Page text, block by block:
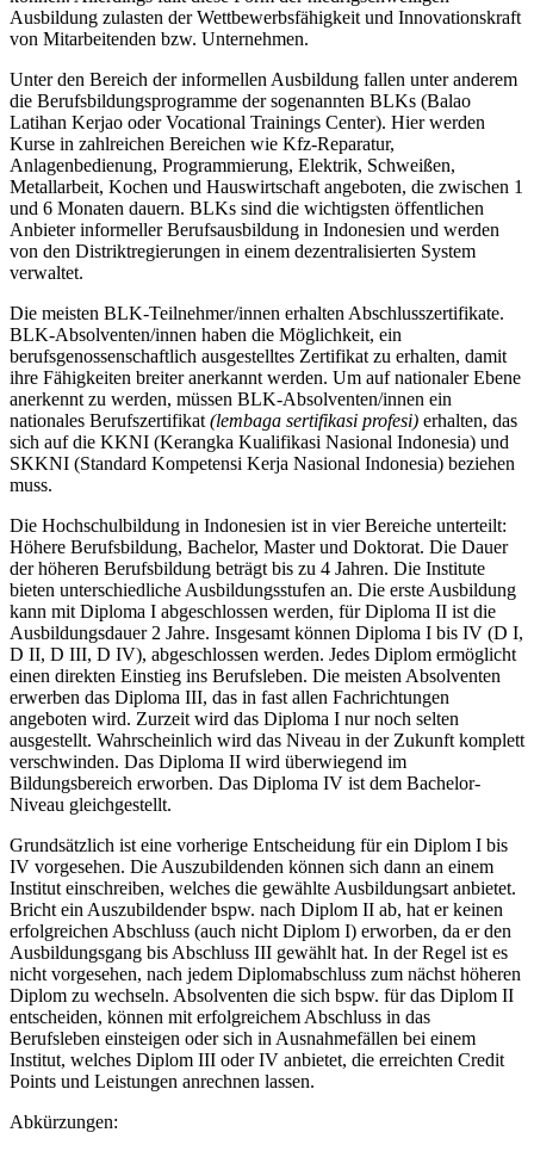
Ausbildung zulasten der Wettbewerbsfähigkeit und Innovationskraft
von Mitarbeitenden bzw. Unternehmen.
Unter den Bereich der informellen Ausbildung fallen unter anderem
die Berufsbildungsprogramme der sogenannten BLKs (Balao
Latihan Kerjao oder Vocational Trainings Center). Hier werden
Kurse in zahlreichen Bereichen wie Kfz-Reparatur,
Anlagenbedienung, Programmierung, Elektrik, Schweißen,
Metallarbeit, Kochen und Hauswirtschaft angeboten, die zwischen 1
und 6 Monaten dauern. BLKs sind die wichtigsten öffentlichen
Anbieter informeller Berufsausbildung in Indonesien und werden
von den Distriktregierungen in einem dezentralisierten System
verwaltet.
Die meisten BLK-Teilnehmer/innen erhalten Abschlusszertifikate.
BLK-Absolventen/innen haben die Möglichkeit, ein
berufsgenossenschaftlich ausgestelltes Zertifikat zu erhalten, damit
ihre Fähigkeiten breiter anerkannt werden. Um auf nationaler Ebene
anerkennt zu werden, müssen BLK-Absolventen/innen ein
nationales Berufszertifikat (lembaga sertifikasi profesi) erhalten, das
sich auf die KKNI (Kerangka Kualifikasi Nasional Indonesia) und
SKKNI (Standard Kompetensi Kerja Nasional Indonesia) beziehen
muss.
Die Hochschulbildung in Indonesien ist in vier Bereiche unterteilt:
Höhere Berufsbildung, Bachelor, Master und Doktorat. Die Dauer
der höheren Berufsbildung beträgt bis zu 4 Jahren. Die Institute
bieten unterschiedliche Ausbildungsstufen an. Die erste Ausbildung
kann mit Diploma I abgeschlossen werden, für Diploma II ist die
Ausbildungsdauer 2 Jahre. Insgesamt können Diploma I bis IV (D I,
D II, D III, D IV), abgeschlossen werden. Jedes Diplom ermöglicht
einen direkten Einstieg ins Berufsleben. Die meisten Absolventen
erwerben das Diploma III, das in fast allen Fachrichtungen
angeboten wird. Zurzeit wird das Diploma I nur noch selten
ausgestellt. Wahrscheinlich wird das Niveau in der Zukunft komplett
verschwinden. Das Diploma II wird überwiegend im
Bildungsbereich erworben. Das Diploma IV ist dem Bachelor-
Niveau gleichgestellt.
Grundsätzlich ist eine vorherige Entscheidung für ein Diplom I bis
IV vorgesehen. Die Auszubildenden können sich dann an einem
Institut einschreiben, welches die gewählte Ausbildungsart anbietet.
Bricht ein Auszubildender bspw. nach Diplom II ab, hat er keinen
erfolgreichen Abschluss (auch nicht Diplom I) erworben, da er den
Ausbildungsgang bis Abschluss III gewählt hat. In der Regel ist es
nicht vorgesehen, nach jedem Diplomabschluss zum nächst höheren
Diplom zu wechseln. Absolventen die sich bspw. für das Diplom II
entscheiden, können mit erfolgreichem Abschluss in das
Berufsleben einsteigen oder sich in Ausnahmefällen bei einem
Institut, welches Diplom III oder IV anbietet, die erreichten Credit
Points und Leistungen anrechnen lassen.
Abkürzungen: